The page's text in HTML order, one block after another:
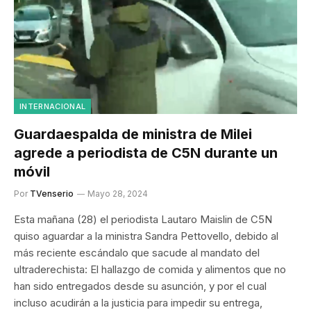
INTERNACIONAL
Guardaespalda de ministra de Milei
agrede a periodista de C5N durante un
móvil
Por TVenserio Mayo 28, 2024
Esta mañana (28) el periodista Lautaro Maislin de C5N
quiso aguardar a la ministra Sandra Pettovello, debido al
más reciente escándalo que sacude al mandato del
ultraderechista: El hallazgo de comida y alimentos que no
han sido entregados desde su asunción, y por el cual
incluso acudirán a la justicia para impedir su entrega,